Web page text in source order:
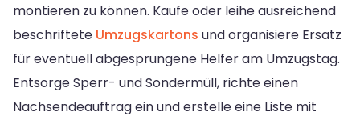
montieren zu können. Kaufe oder leihe ausreichend
beschriftete Umzugskartons und organisiere Ersatz
für eventuell abgesprungene Helfer am Umzugstag.
Entsorge Sperr- und Sondermüll, richte einen
Nachsendeauftrag ein und erstelle eine Liste mit